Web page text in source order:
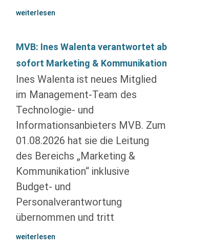
weiterlesen
MVB: Ines Walenta verantwortet ab
sofort Marketing & Kommunikation
Ines Walenta ist neues Mitglied
im Management-Team des
Technologie- und
Informationsanbieters MVB. Zum
01.08.2026 hat sie die Leitung
des Bereichs „Marketing &
Kommunikation“ inklusive
Budget- und
Personalverantwortung
übernommen und tritt
weiterlesen